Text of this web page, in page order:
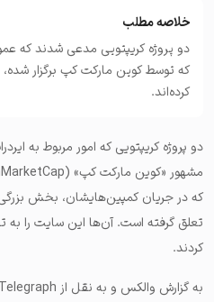
خلاصه مطلب
دو پروژه کریپتویی مدعی شدند که
که توسط کوین مارکت کپ برگزار شده،
کرده‌اند.
دو پروژه کریپتویی که امور مربوط به
که در جریان کمپین‌هایشان، بخش بزرگی
تعلق گرفته است. آن‌ها این سایت را
کردند.